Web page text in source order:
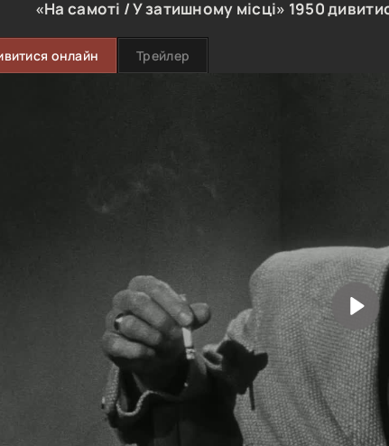
«На самоті / У затишному місці» 1950
онлайн Трейлер